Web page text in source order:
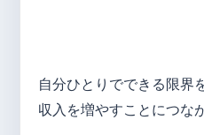
自分ひとりでできる限界
収入を増やすことにつな